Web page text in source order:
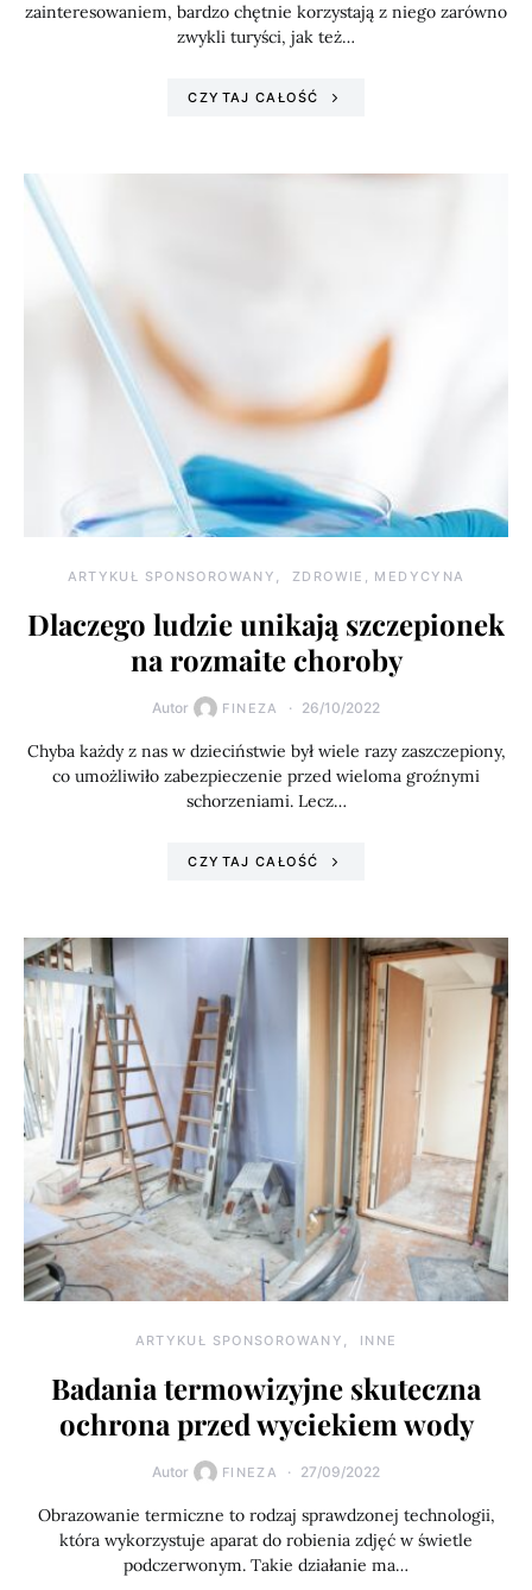
zainteresowaniem, bardzo chętnie korzystają z niego zarówno
zwykli turyści, jak też…
CZYTAJ CAŁOŚĆ
ARTYKUŁ SPONSOROWANY ZDROWIE, MEDYCYNA
Dlaczego ludzie unikają szczepionek
na rozmaite choroby
Autor FINEZA 26/10/2022
Chyba każdy z nas w dzieciństwie był wiele razy zaszczepiony,
co umożliwiło zabezpieczenie przed wieloma groźnymi
schorzeniami. Lecz…
CZYTAJ CAŁOŚĆ
ARTYKUŁ SPONSOROWANY INNE
Badania termowizyjne skuteczna
ochrona przed wyciekiem wody
Autor FINEZA 27/09/2022
Obrazowanie termiczne to rodzaj sprawdzonej technologii,
która wykorzystuje aparat do robienia zdjęć w świetle
podczerwonym. Takie działanie ma…